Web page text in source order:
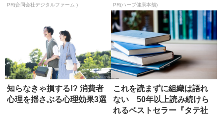
PR(合同会社デジタルファーム ) PR(ハーブ健康本舗)
知らなきゃ損する!? 消費者
心理を揺さぶる心理効果3選
これを読まずに組織は語れ
ない 50年以上読み続けら
れるベストセラー『タテ社